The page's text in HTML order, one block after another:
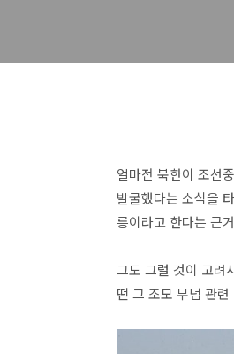
얼마전 북한이 조선
발굴했다는 소식을
릉이라고 한다는 근
그도 그럴 것이 고려
떤 그 조모 무덤 관